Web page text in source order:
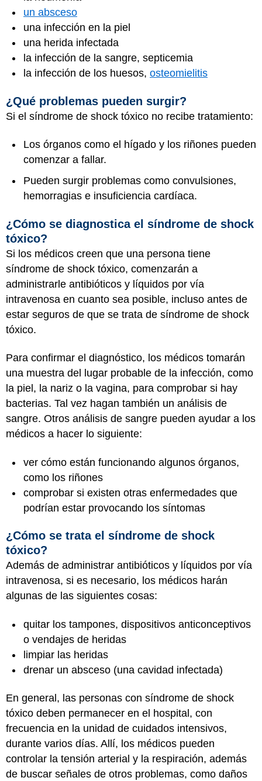
un absceso
una infección en la piel
una herida infectada
la infección de la sangre, septicemia
la infección de los huesos, osteomielitis
¿Qué problemas pueden surgir?
Si el síndrome de shock tóxico no recibe tratamiento:
Los órganos como el hígado y los riñones pueden
comenzar a fallar.
Pueden surgir problemas como convulsiones,
hemorragias e insuficiencia cardíaca.
¿Cómo se diagnostica el síndrome de shock
tóxico?
Si los médicos creen que una persona tiene
síndrome de shock tóxico, comenzarán a
administrarle antibióticos y líquidos por vía
intravenosa en cuanto sea posible, incluso antes de
estar seguros de que se trata de síndrome de shock
tóxico.
Para confirmar el diagnóstico, los médicos tomarán
una muestra del lugar probable de la infección, como
la piel, la nariz o la vagina, para comprobar si hay
bacterias. Tal vez hagan también un análisis de
sangre. Otros análisis de sangre pueden ayudar a los
médicos a hacer lo siguiente:
ver cómo están funcionando algunos órganos,
como los riñones
comprobar si existen otras enfermedades que
podrían estar provocando los síntomas
¿Cómo se trata el síndrome de shock
tóxico?
Además de administrar antibióticos y líquidos por vía
intravenosa, si es necesario, los médicos harán
algunas de las siguientes cosas:
quitar los tampones, dispositivos anticonceptivos
o vendajes de heridas
limpiar las heridas
drenar un absceso (una cavidad infectada)
En general, las personas con síndrome de shock
tóxico deben permanecer en el hospital, con
frecuencia en la unidad de cuidados intensivos,
durante varios días. Allí, los médicos pueden
controlar la tensión arterial y la respiración, además
de buscar señales de otros problemas, como daños